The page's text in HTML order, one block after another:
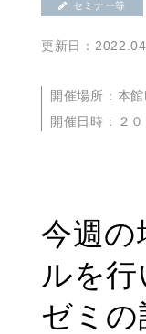
セミナー等
更新日：
開催場所：本
開催日時：２
今週
ルを行
ゼミ